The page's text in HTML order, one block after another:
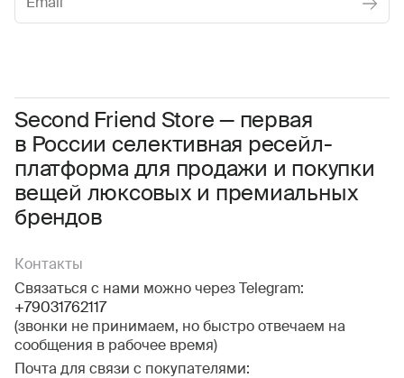
Second Friend Store — первая
в России селективная ресейл-
платформа для продажи и покупки
вещей люксовых и премиальных
брендов
Контакты
Связаться с нами можно через Telegram:
+79031762117
(звонки не принимаем, но быстро отвечаем на
сообщения в рабочее время)
Почта для связи с покупателями:
Соглашаюсь с условиями Пользовательского соглашения
Даю согласие на получение рекламной информации.